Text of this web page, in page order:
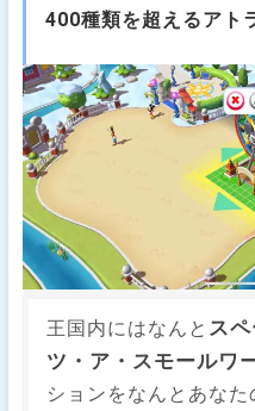
400種類を超えるアト
王国内にはなんと ス
ツ・ア・スモールワ
ションをなんとあな